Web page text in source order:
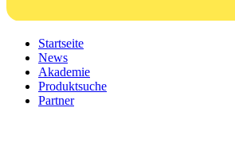
Startseite
News
Akademie
Produktsuche
Partner